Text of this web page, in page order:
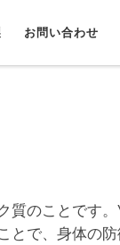
お問い合わせ
のことです。
とで、身体の